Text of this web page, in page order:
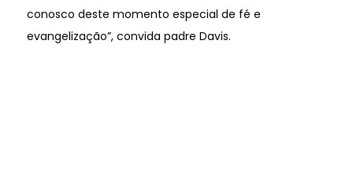
conosco deste momento especial de fé e
evangelização”, convida padre Davis.